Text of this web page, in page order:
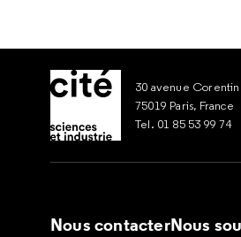
30 avenue
75019 Paris, France
Tel. 01 85 53 99 74
Nous contacterNous